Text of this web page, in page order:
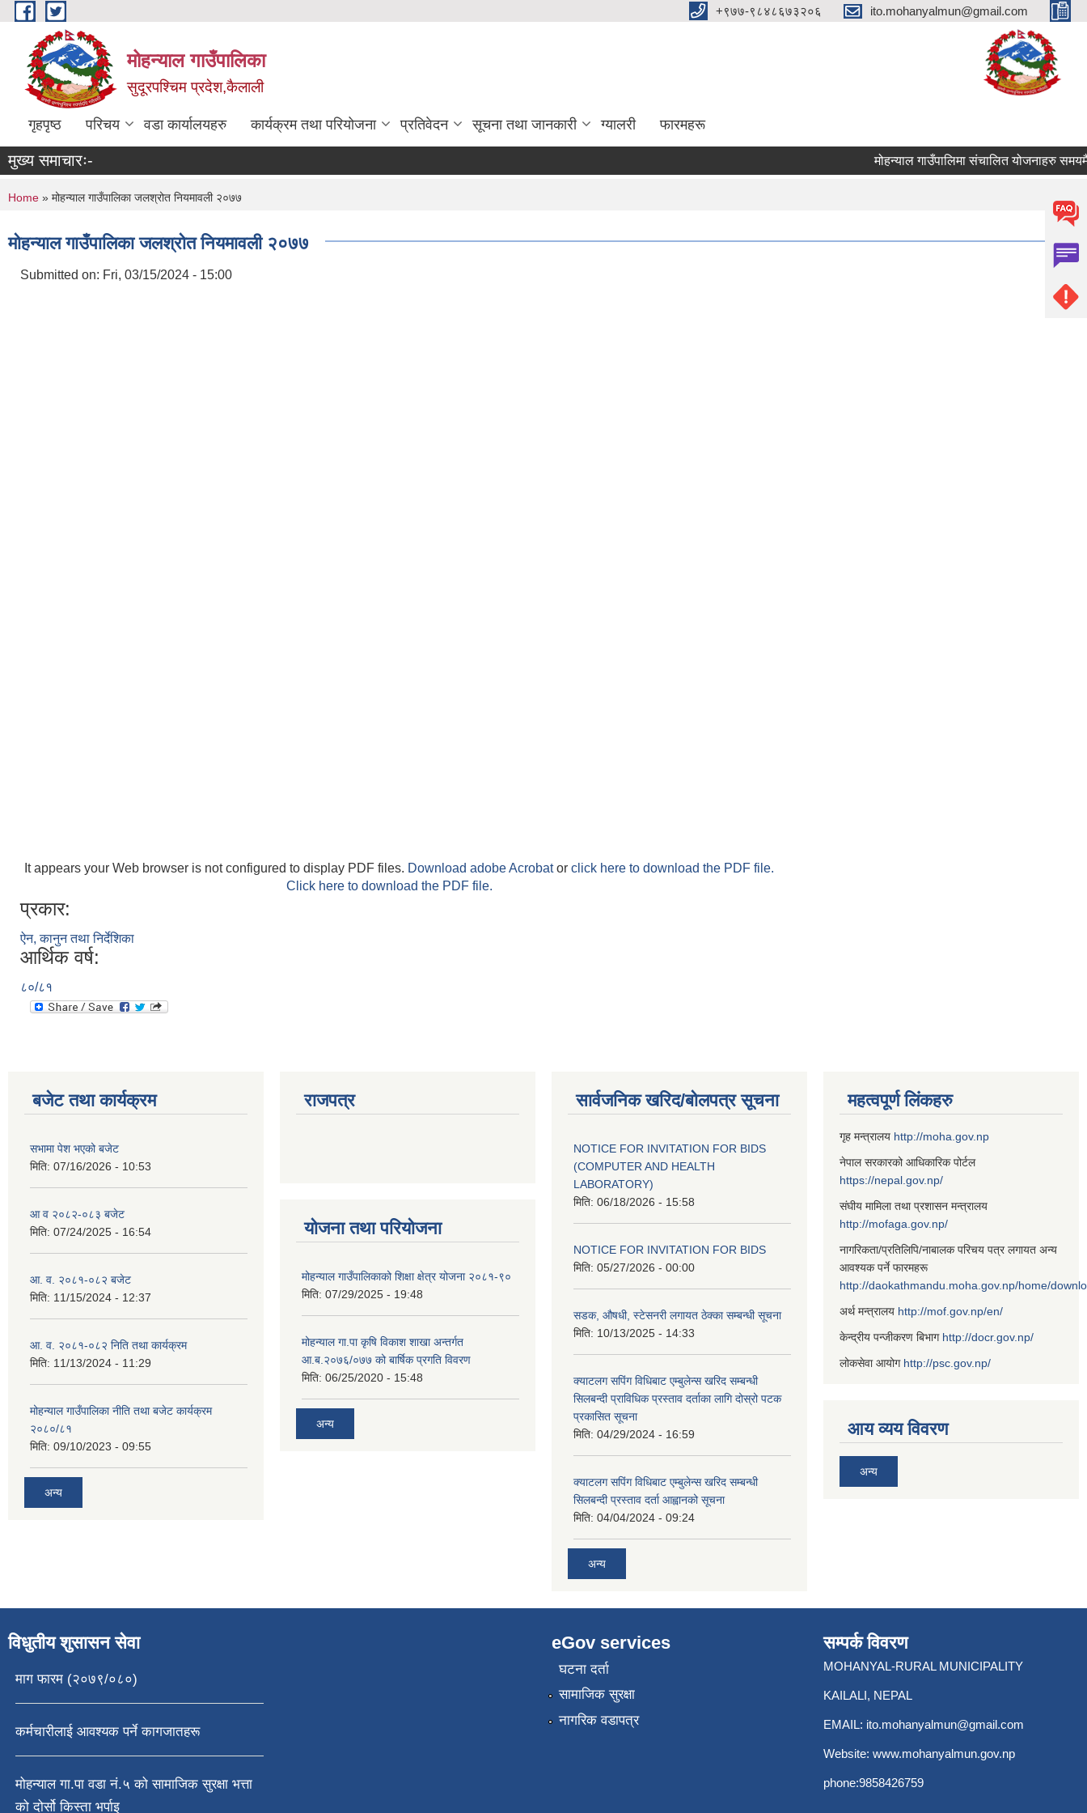
Skip to main content +९७७-९८४८६७३२०६ ito.mohanyalmun@gmail.com
मोहन्याल गाउँपालिका
सुदूरपश्चिम प्रदेश,कैलाली
गृहपृष्ठ परिचय वडा कार्यालयहरु कार्यक्रम तथा परियोजना प्रतिवेदन सूचना तथा जानकारी ग्यालरी फारमहरू
मुख्य समाचारः- मोहन्याल गाउँपालिमा संचालित योजनाहरु समयमै
You are here
Home » मोहन्याल गाउँपालिका जलश्रोत नियमावली २०७७
मोहन्याल गाउँपालिका जलश्रोत नियमावली २०७७
Submitted on: Fri, 03/15/2024 - 15:00
It appears your Web browser is not configured to display PDF files. Download adobe Acrobator click here to download the PDF file.
Click here to download the PDF file.
प्रकार:
ऐन, कानुन तथा निर्देशिका
आर्थिक वर्ष:
८०/८१
बजेट तथा कार्यक्रम
सभामा पेश भएको बजेट
मिति: 07/16/2026 - 10:53
आ व २०८२-०८३ बजेट
मिति: 07/24/2025 - 16:54
आ. व. २०८१-०८२ बजेट
मिति: 11/15/2024 - 12:37
आ. व. २०८१-०८२ निति तथा कार्यक्रम
मिति: 11/13/2024 - 11:29
मोहन्याल गाउँपालिका नीति तथा बजेट कार्यक्रम
२०८०/८१
मिति: 09/10/2023 - 09:55
अन्य
राजपत्र
योजना तथा परियोजना
मोहन्याल गाउँपालिकाको शिक्षा क्षेत्र योजना २०८१-९०
मिति: 07/29/2025 - 19:48
मोहन्याल गा.पा कृषि विकाश शाखा अन्तर्गत
आ.ब.२०७६/०७७ को बार्षिक प्रगति विवरण
मिति: 06/25/2020 - 15:48
अन्य
सार्वजनिक खरिद/बोलपत्र सूचना
NOTICE FOR INVITATION FOR BIDS
(COMPUTER AND HEALTH
LABORATORY)
मिति: 06/18/2026 - 15:58
NOTICE FOR INVITATION FOR BIDS
मिति: 05/27/2026 - 00:00
सडक, औषधी, स्टेसनरी लगायत ठेक्का सम्बन्धी सूचना
मिति: 10/13/2025 - 14:33
क्याटलग सपिंग विधिबाट एम्बुलेन्स खरिद सम्बन्धी
सिलबन्दी प्राविधिक प्रस्ताव दर्ताका लागि दोस्रो पटक
प्रकासित सूचना
मिति: 04/29/2024 - 16:59
क्याटलग सपिंग विधिबाट एम्बुलेन्स खरिद सम्बन्धी
सिलबन्दी प्रस्ताव दर्ता आह्वानको सूचना
मिति: 04/04/2024 - 09:24
अन्य
महत्वपूर्ण लिंकहरु
गृह मन्त्रालय http://moha.gov.np
नेपाल सरकारको आधिकारिक पोर्टल
https://nepal.gov.np/
संघीय मामिला तथा प्रशासन मन्त्रालय
http://mofaga.gov.np/
नागरिकता/प्रतिलिपि/नाबालक परिचय पत्र लगायत अन्य
आवश्यक पर्ने फारमहरू
http://daokathmandu.moha.gov.np/home/
अर्थ मन्त्रालय http://mof.gov.np/en/
केन्द्रीय पन्जीकरण बिभाग http://docr.gov.np/
लोकसेवा आयोग http://psc.gov.np/
आय व्यय विवरण
अन्य
विधुतीय शुसासन सेवा
माग फारम (२०७९/०८०)
कर्मचारीलाई आवश्यक पर्ने कागजातहरू
मोहन्याल गा.पा वडा नं.५ को सामाजिक सुरक्षा भत्ता
को दोर्सो किस्ता भर्पाइ
eGov services
घटना दर्ता
सामाजिक सुरक्षा
नागरिक वडापत्र
सम्पर्क विवरण
MOHANYAL-RURAL MUNICIPALITY
KAILALI, NEPAL
EMAIL: ito.mohanyalmun@gmail.com
Website: www.mohanyalmun.gov.np
phone:9858426759